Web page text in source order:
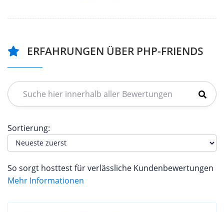
ERFAHRUNGEN ÜBER PHP-FRIENDS
Sortierung:
So sorgt hosttest für verlässliche Kundenbewertungen
Mehr Informationen